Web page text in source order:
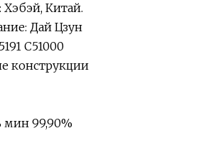
Китай.
Дай Цзун
C51000
конструкции
мин 99,90%